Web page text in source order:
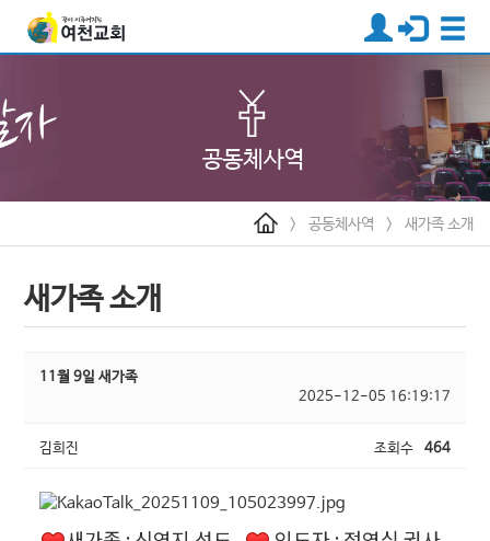
> 공동체사역 > 새가족 소개
새가족 소개
11월 9일 새가족
2025-12-05 16:19:17
김희진 조회수 464